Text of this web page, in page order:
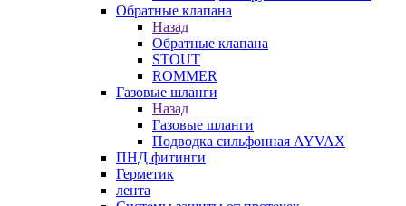
Обратные клапана
Назад
Обратные клапана
STOUT
ROMMER
Газовые шланги
Назад
Газовые шланги
Подводка сильфонная AYVAX
ПНД фитинги
Герметик
лента